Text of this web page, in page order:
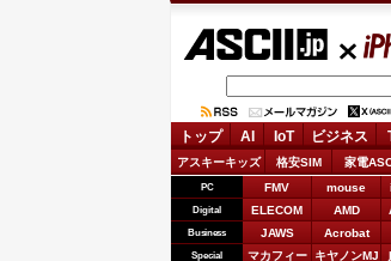
トップ AI IoT ビジネス
アスキーキッズ 格安SIM 家電
PC FMV mouse
Digital ELECOM AMD
Business JAWS Acrobat
Special マカフィー キヤノンMJ